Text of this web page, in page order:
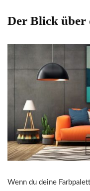
Der Blick über
Wenn du deine